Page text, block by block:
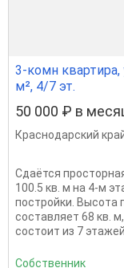
3-комн квартира,
м², 4/7 эт.
50 000 ₽ в
Краснодарский
Сдаётся
100.5 кв. м на 4-м
постройки. Высота
составляет 68 кв.
состоит из 7
Собственник